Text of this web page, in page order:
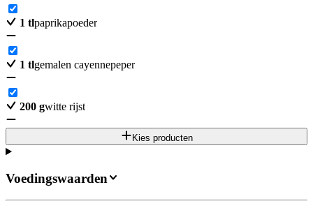
1 tlpaprikapoeder
1 tlgemalen cayennepeper
200 gwitte rijst
Kies producten
Voedingswaarden